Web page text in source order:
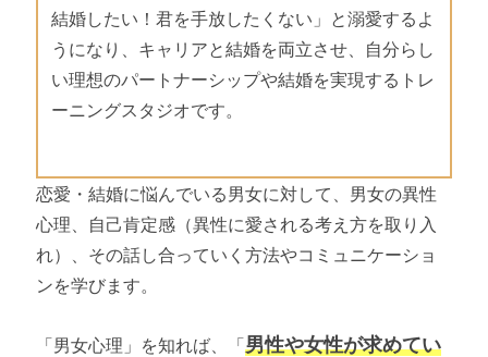
結婚したい！君を手放したくない」と溺愛するよ
うになり、キャリアと結婚を両立させ、自分らし
い理想のパートナーシップや結婚を実現するトレ
ーニングスタジオです。
恋愛・結婚に悩んでいる男女に対して、男女の異性
心理、自己肯定感（異性に愛される考え方を取り入
れ）、その話し合っていく方法やコミュニケーショ
ンを学びます。
「男女心理」を知れば、「男性や女性が求めてい